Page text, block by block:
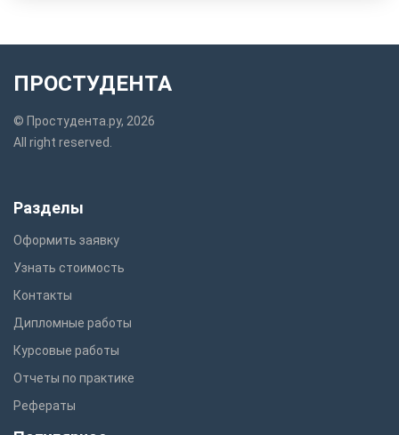
ПРОСТУДЕНТА
© Простудента.ру, 2026
All right reserved.
Разделы
Оформить заявку
Узнать стоимость
Контакты
Дипломные работы
Курсовые работы
Отчеты по практике
Рефераты